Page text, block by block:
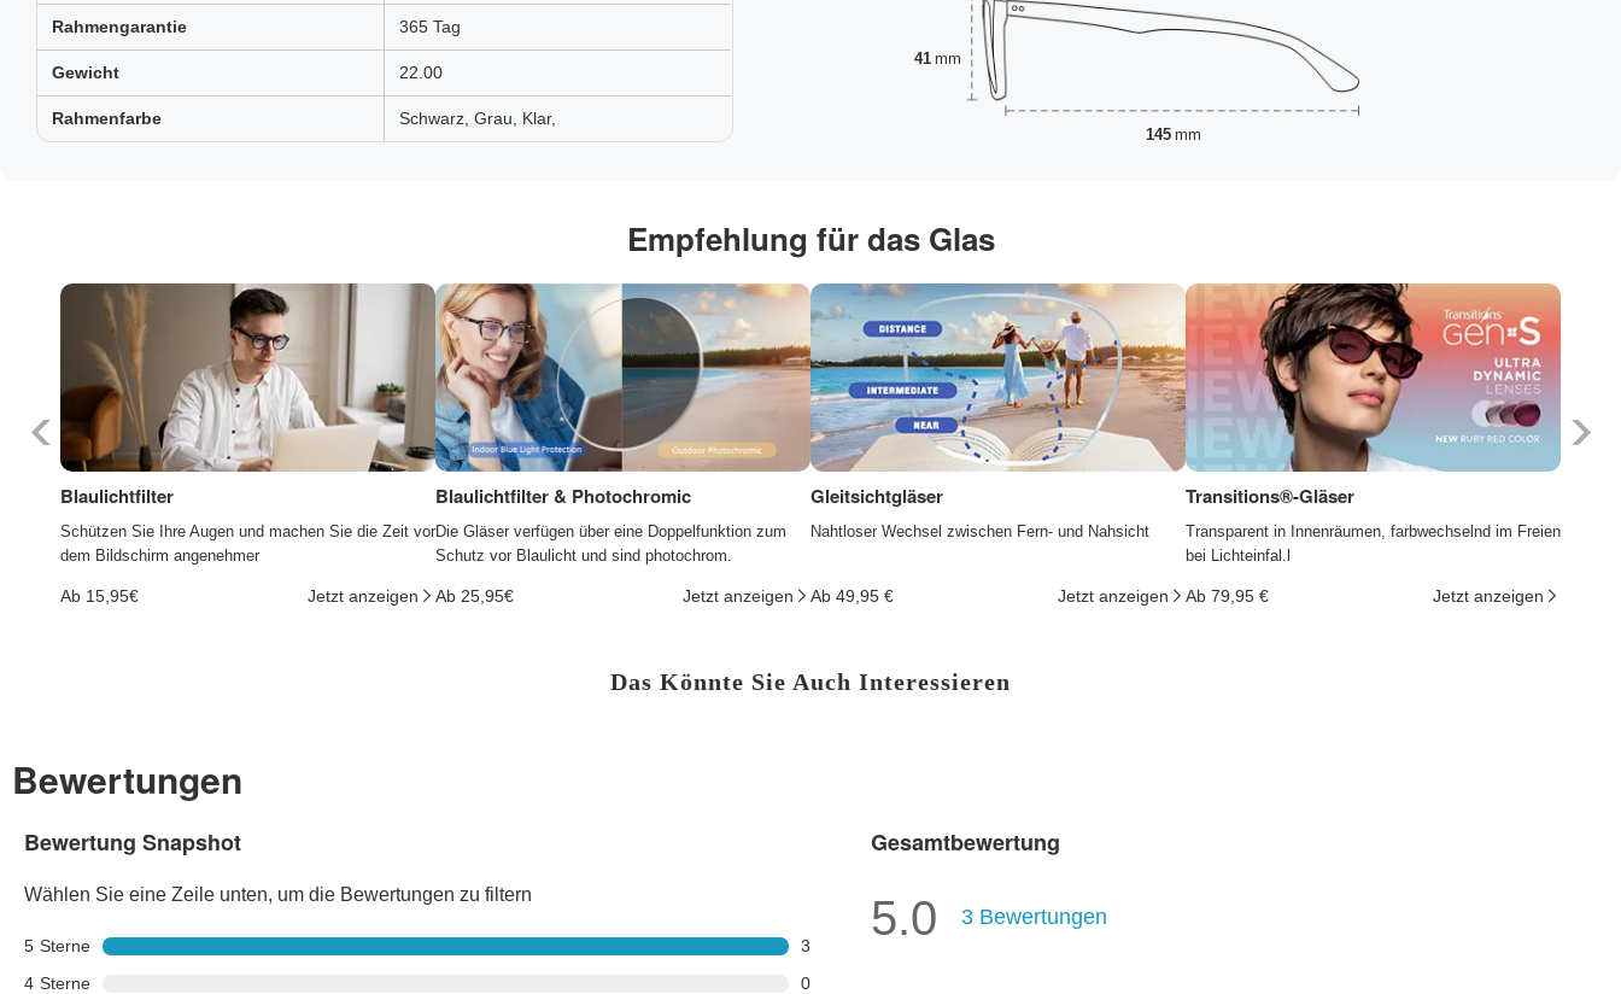
Rahmengarantie 365 Tag
Gewicht 22.00
Rahmenfarbe Schwarz, Grau, Klar,
41 mm
145 mm
Empfehlung für das Glas
Blaulichtfilter
Schützen Sie Ihre Augen und machen Sie die Zeit vor
dem Bildschirm angenehmer
Ab 15,95€ Jetzt anzeigen
Blaulichtfilter & Photochromic
Die Gläser verfügen über eine Doppelfunktion zum
Schutz vor Blaulicht und sind photochrom.
Ab 25,95€ Jetzt anzeigen
Gleitsichtgläser
Nahtloser Wechsel zwischen Fern- und Nahsicht
Ab 49,95 € Jetzt anzeigen
Transitions®-Gläser
Transparent in Innenräumen, farbwechselnd im Freien
bei Lichteinfal.l
Ab 79,95 € Jetzt anzeigen
Das Könnte Sie Auch Interessieren
Bewertungen
Bewertung Snapshot
Wählen Sie eine Zeile unten, um die Bewertungen zu filtern
5 Sterne
3
4 Sterne
0
Gesamtbewertung
5.0 3 Bewertungen